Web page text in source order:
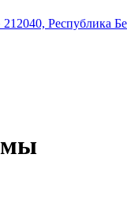
Республика